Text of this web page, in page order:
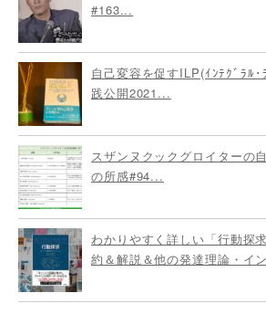
#163...
自己変容を促すILP(ｲﾝﾃｸﾞﾗﾙ
践公開2021...
スザンヌクックグロイターの
の所感#94...
わかりやすく詳しい「行動探
約＆解説＆他の発達理論・イ